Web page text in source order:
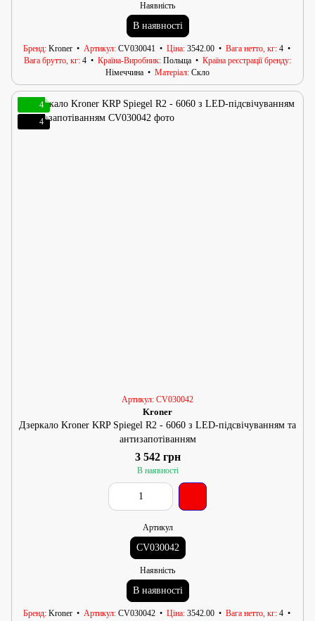
Наявність
В наявності
Бренд Kroner Артикул CV030041 Ціна 3542.00 Вага нетто, кг 4
Вага брутто, кг 4 Країна-Виробник Польща
Країна реєстрації бренду
Німеччина
Матеріал Скло
4
4
Артикул: CV030042
Kroner
Дзеркало Kroner KRP Spiegel R2 - 6060 з LED-підсвічуванням та
антизапотіванням
3 542 грн
В наявності
Артикул
CV030042
Наявність
В наявності
Бренд Kroner Артикул CV030042 Ціна 3542.00 Вага нетто, кг 4